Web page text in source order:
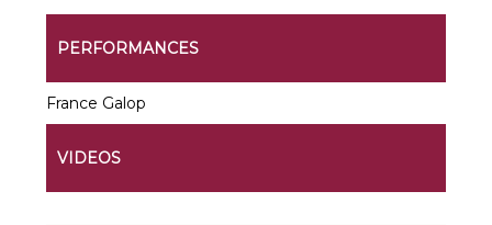
PERFORMANCES
France Galop
VIDEOS